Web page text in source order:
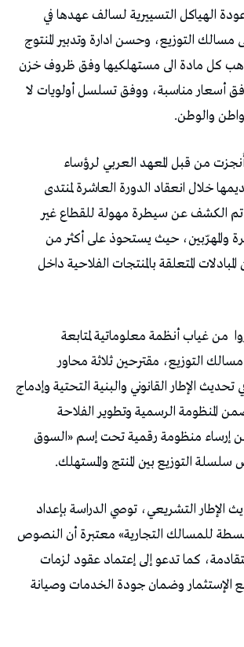
الهياكل التسييرية لسالف عهدها في
التوزيع، وحسن ادارة وتدبير المنتوج
كل مادة الى مستهلكيها وفق ظروف خزن
أسعار مناسبة، ووفق تسلسل أولويات لا
والوطن.
من قبل المعهد العربي لرؤساء
خلال انعقاد الدورة العاشرة لمنتدى
الكشف عن سيطرة مهولة للقطاع غير
والمهرّبين، حيث يستحوذ على أكثر من
المتعلقة بالمنتجات الفلاحية داخل
من غياب أنظمة معلوماتية لمتابعة
التوزيع، مقترحين ثلاثة محاور
تحديث الإطار القانوني والبنية التحتية وإدماج
المنظومة الرسمية وتطوير الفلاحة
إرساء منظومة رقمية تحت إسم «السوق
سلسلة التوزيع بين المنتج والمستهلك.
الإطار التشريعي، توصي الدراسة بإعداد
للمسالك التجارية» معتبرة أن النصوص
كما تدعو إلى إعتماد عقود لزمات
الإستثمار وضمان جودة الخدمات وصيانة